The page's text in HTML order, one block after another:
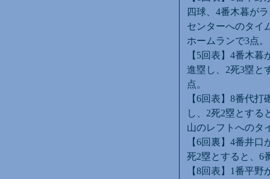
四球、4番木暮が
センターへのタイ
ホームランで3点
【5回表】4番木
進塁し、2死3塁と
点。
【6回表】8番代
し、2死2塁とする
山のレフトへのタ
【6回裏】4番井
死2塁とすると、6
【8回表】1番平